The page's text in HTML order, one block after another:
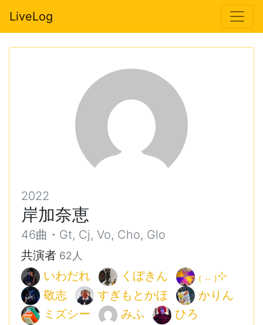
LiveLog
2022
岸加奈恵
46曲・Gt, Cj, Vo, Cho, Glo
共演者 62人
いわだれ くぼきん
₍ .. ₎⊹
敬志
すぎもとかほ
かりん
ミズシー
みふ
ひろ